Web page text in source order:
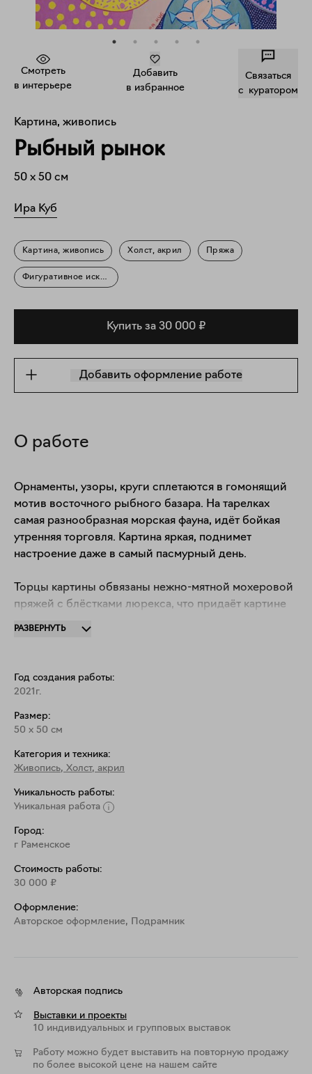
Смотреть
в интерьере
Добавить
в избранное
Связаться
c куратором
Картина, живопись
Рыбный рынок
50 x 50 см
Ира Куб
Картина, живопись Холст, акрил Пряжа
Фигуративное искусство
Купить за 30 000 ₽
Добавить оформление работе
О работе
Орнаменты, узоры, круги сплетаются в гомонящий
мотив восточного рыбного базара. На тарелках
самая разнообразная морская фауна, идёт бойкая
утренняя торговля. Картина яркая, поднимет
настроение даже в самый пасмурный день.
Торцы картины обвязаны нежно-мятной мохеровой
пряжей с блёстками люрекса, что придаёт картине
РАЗВЕРНУТЬ
Год создания работы:
2021г.
Размер:
50 x 50 см
Категория и техника:
Живопись, Холст, акрил
Уникальность работы:
Уникальная работа
Город:
г Раменское
Стоимость работы:
30 000 ₽
Оформление:
Aвторское оформление, Подрамник
Авторская подпись
Выставки и проекты
10 индивидуальных и групповых выставок
Работу можно будет выставить на повторную продажу
по более высокой цене на нашем сайте